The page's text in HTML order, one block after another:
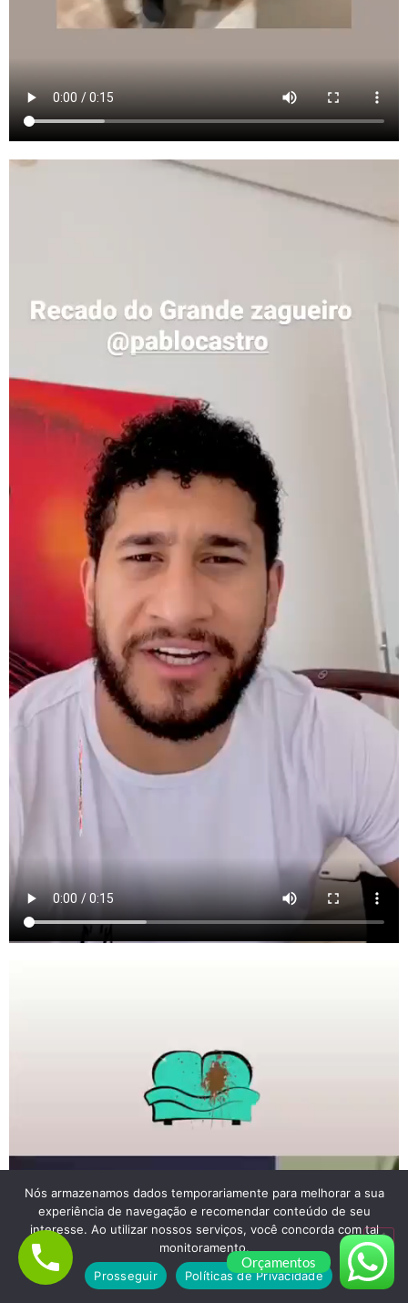
Orçamentos
Nós armazenamos dados temporariamente para melhorar a sua
experiência de navegação e recomendar conteúdo de seu
interesse. Ao utilizar nossos serviços, você concorda com tal
monitoramento.
Prosseguir
Políticas de Privacidade